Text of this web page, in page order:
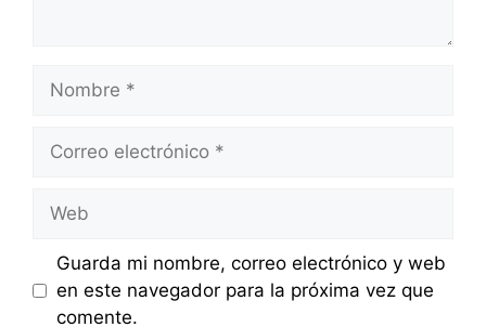
Nombre
Correo
Web
Guarda mi nombre, correo electrónico y web
en este navegador para la próxima vez que
comente.